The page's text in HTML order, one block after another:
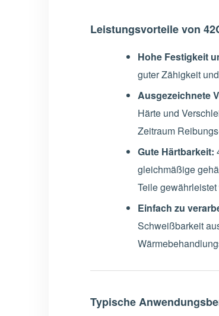
Leistungsvorteile von
Hohe Festigkeit
guter Zähigkeit
Ausgezeichnete
Härte und
Zeitraum
Gute Härtbarkeit:
gleichmäßige
Teile gewährleistet
Einfach zu
Schweißbarkeit
Typische